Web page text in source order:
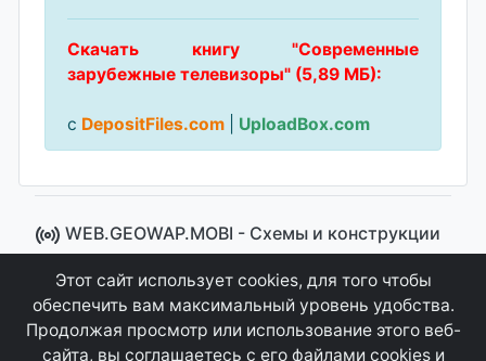
Скачать книгу "Современные
зарубежные телевизоры" (5,89 МБ):
с DepositFiles.com UploadBox.com
WEB.GEOWAP.MOBI - Cхемы и конструкции
© 2008 - 2021
Сайт управляется системой "MKateCMS" от Ray
Icemont.
Этот сайт использует cookies, для того чтобы
обеспечить вам максимальный уровень удобства.
Продолжая просмотр или использование этого веб-
сайта, вы соглашаетесь с его файлами cookies и